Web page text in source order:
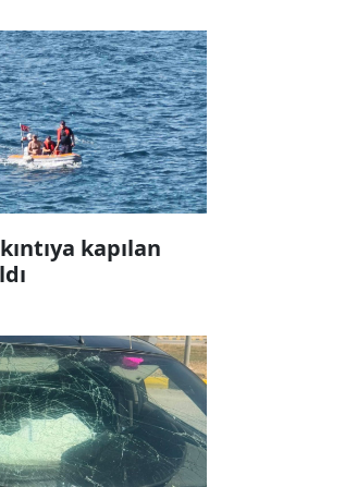
kapılan